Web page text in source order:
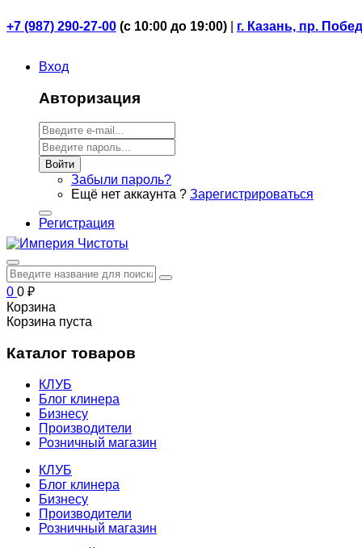
+7 (987) 290-27-00 (с 10:00 до 19:00) г. Казань, пр.
Вход
Авторизация
Войти
Забыли пароль?
Ещё нет аккаунта ? Зарегистрироваться
Регистрация
0 0 ₽
Корзина
Корзина пуста
Каталог товаров
КЛУБ
Блог клинера
Бизнесу
Производители
Розничный магазин
КЛУБ
Блог клинера
Бизнесу
Производители
Розничный магазин